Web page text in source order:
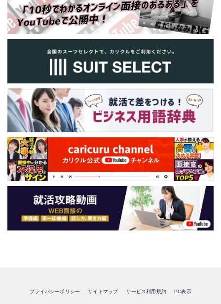
プライバシーポリシー サイトマップ サービス利用規約 PC表示